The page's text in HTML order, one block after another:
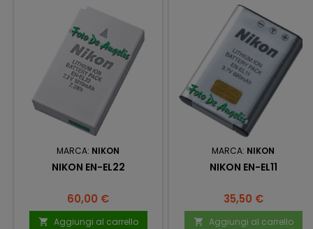
MARCA: NIKON
NIKON EN-EL22
Prezzo
60,00 €
 Aggiungi al carrello
MARCA: NIKON
NIKON EN-EL11
Prezzo
35,50 €
 Aggiungi al carrello